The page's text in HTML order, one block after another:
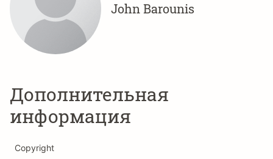
John Barounis
Дополнительная
информация
Copyright